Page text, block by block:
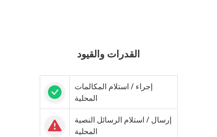
القدرات والقيود
إجراء / استلام المكالمات
المحلية
إرسال / استلام الرسائل النصية
المحلية